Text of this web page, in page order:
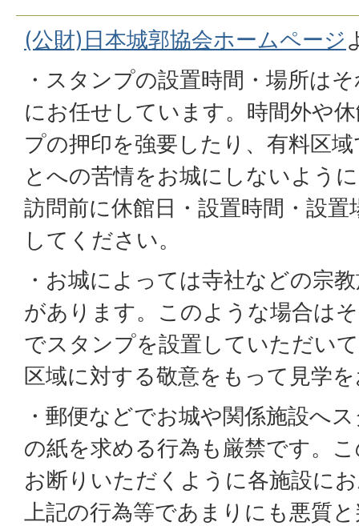
(公財)日本城郭協会ホームページ
・スタンプの設置時間・場所は
にお任せしています。時間外や
プの押印を強要したり、有料区
とへの苦情をお城にしないよう
訪問前に休館日・設置時間・設
してください。
・お城によっては寺社などの宗
があります。このような場合は
でスタンプを設置していただい
区域に対する敬意をもって見学
・郵便などでお城や関係施設へ
の紙を求める行為も厳禁です。
お断りいただくように各施設に
上記の行為等であまりにも悪質